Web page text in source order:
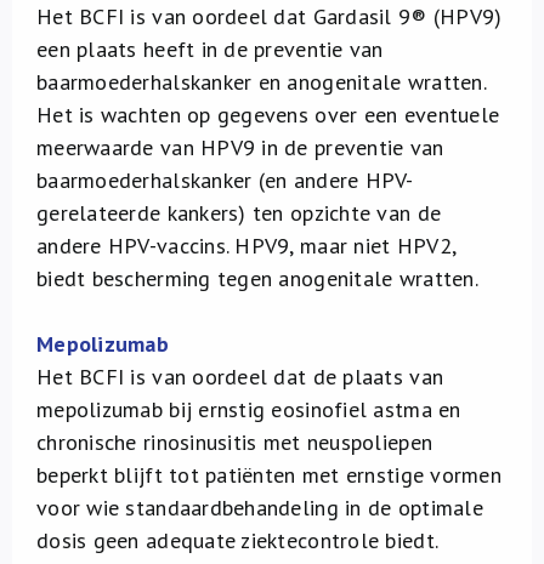
Het BCFI is van oordeel dat Gardasil 9® (HPV9)
een plaats heeft in de preventie van
baarmoederhalskanker en anogenitale wratten.
Het is wachten op gegevens over een eventuele
meerwaarde van HPV9 in de preventie van
baarmoederhalskanker (en andere HPV-
gerelateerde kankers) ten opzichte van de
andere HPV-vaccins. HPV9, maar niet HPV2,
biedt bescherming tegen anogenitale wratten.
Mepolizumab
Het BCFI is van oordeel dat de plaats van
mepolizumab bij ernstig eosinofiel astma en
chronische rinosinusitis met neuspoliepen
beperkt blijft tot patiënten met ernstige vormen
voor wie standaardbehandeling in de optimale
dosis geen adequate ziektecontrole biedt.